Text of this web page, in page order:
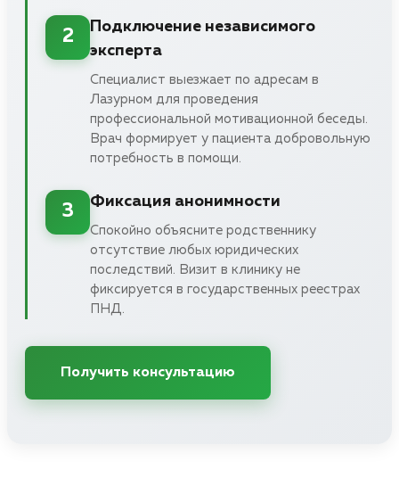
2
Подключение независимого
эксперта
Специалист выезжает по адресам в
Лазурном для проведения
профессиональной мотивационной беседы.
Врач формирует у пациента добровольную
потребность в помощи.
3
Фиксация анонимности
Спокойно объясните родственнику
отсутствие любых юридических
последствий. Визит в клинику не
фиксируется в государственных реестрах
ПНД.
Получить консультацию